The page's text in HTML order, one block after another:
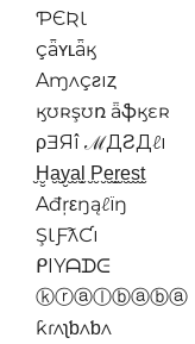
ƤЄƦƖ
çǟʏʟǟӄ
Aɱʌçƨıȥ
ӄʊʀşʊռ ǟֆӄɛʀ
ρƎЯî ℳДƧДℓı
̮Ḫ̮a̮̮y̮̮a̮̮l̮ ̮P̮̮e̮̮r̮̮e̮̮s̮̮t̮
Ađŗεŋąℓïŋ
ŞƖƑƛƇı
ᑭIYᗩᗪᕮ
ⓚⓡⓐⓛⓑⓐⓑⓐ
ƙɾʌʅƅʌƅʌ